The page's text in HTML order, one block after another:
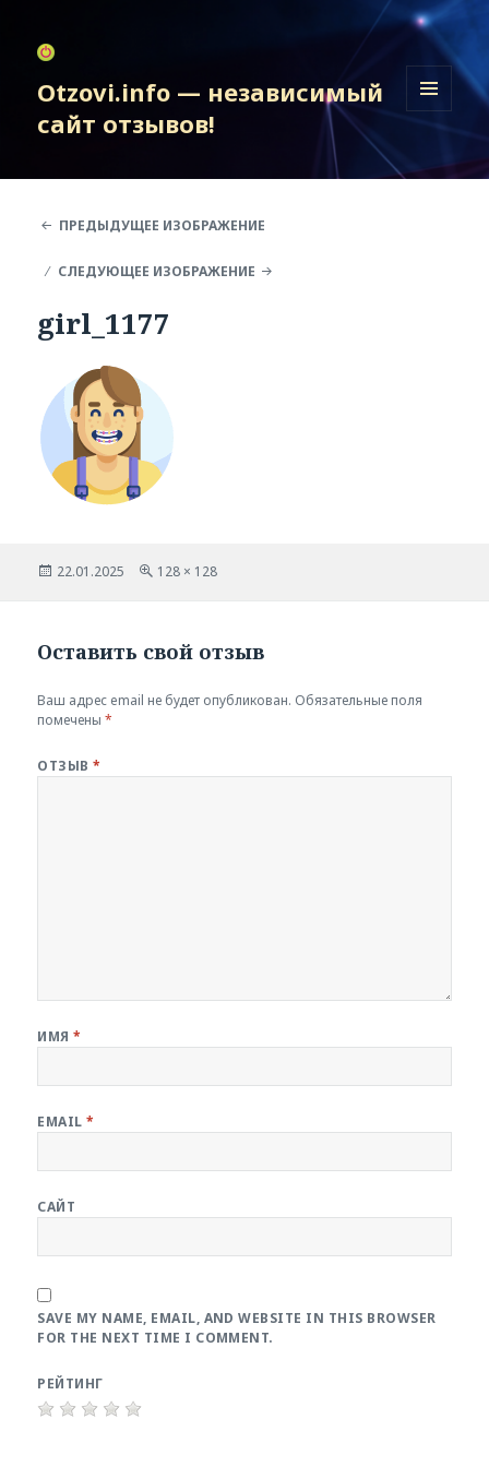
Otzovi.info — независимый
сайт отзывов!
ПРЕДЫДУЩЕЕ ИЗОБРАЖЕНИЕ
СЛЕДУЮЩЕЕ ИЗОБРАЖЕНИЕ
girl_1177
Опубликовано
22.01.2025
Полный
128 × 128
Оставить свой отзыв
Ваш адрес email не будет опубликован. Обязательные поля
помечены*
ОТЗЫВ*
ИМЯ*
EMAIL*
САЙТ
SAVE MY NAME, EMAIL, AND WEBSITE IN THIS BROWSER
FOR THE NEXT TIME I COMMENT.
РЕЙТИНГ